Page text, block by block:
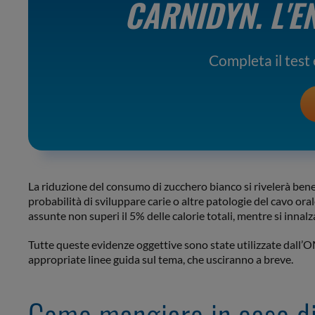
CARNIDYN.
Completa il test
La riduzione del consumo di zucchero bianco si rivelerà
probabilità di sviluppare carie o altre patologie del cavo
assunte non superi il 5% delle calorie totali, mentre si
Tutte queste evidenze oggettive sono state utilizzate
appropriate linee guida sul tema, che usciranno a breve.